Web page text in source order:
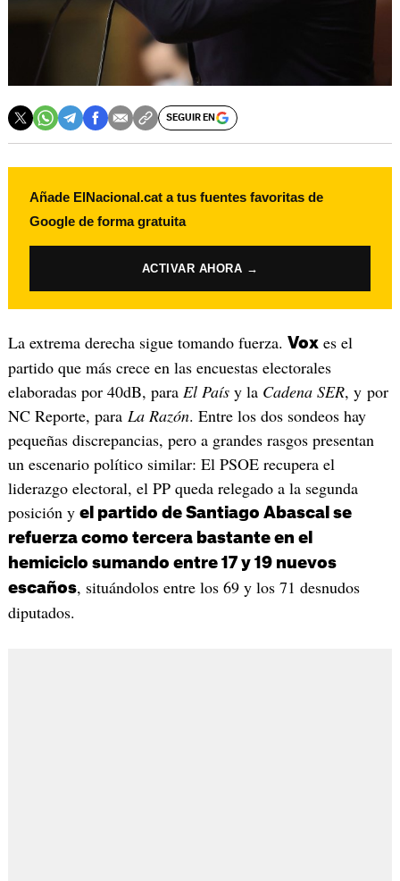
SEGUIR EN
Añade ElNacional.cat a tus fuentes favoritas de
Google de forma gratuita
ACTIVAR AHORA →
La extrema derecha sigue tomando fuerza. Voxes el
partido que más crece en las encuestas electorales
elaboradas por 40dB, para El Paísy la Cadena SER, y por
NC Reporte, para La Razón. Entre los dos sondeos hay
pequeñas discrepancias, pero a grandes rasgos presentan
un escenario político similar: El PSOE recupera el
liderazgo electoral, el PP queda relegado a la segunda
posición y el partido de Santiago Abascal se
refuerza como tercera bastante en el
hemiciclo sumando entre 17 y 19 nuevos
escaños, situándolos entre los 69 y los 71 desnudos
diputados.